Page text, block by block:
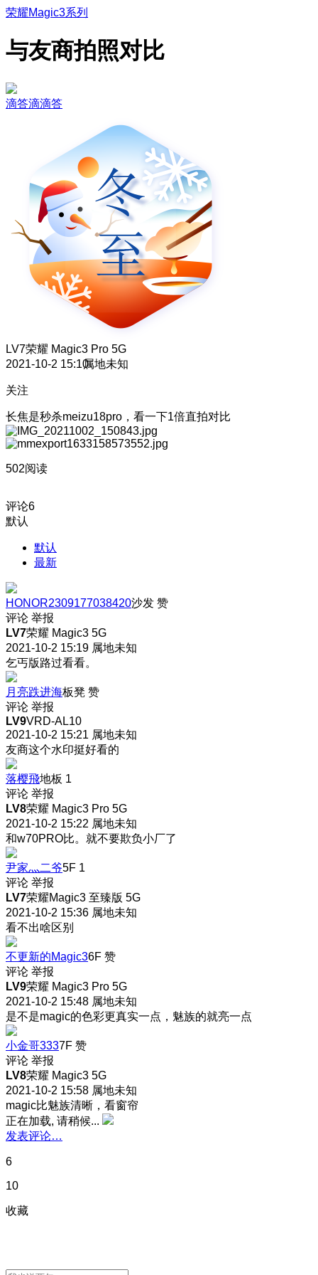
荣耀Magic3系列
与友商拍照对比
滴答滴滴答
LV7荣耀 Magic3 Pro 5G
2021-10-2 15:10属地未知
关注
长焦是秒杀meizu18pro，看一下1倍直拍对比
502阅读
评论6
默认
默认
最新
HONOR2309177038420沙发 赞
评论 举报
LV7荣耀 Magic3 5G
2021-10-2 15:19 属地未知
乞丐版路过看看。
月亮跌进海板凳 赞
评论 举报
LV9VRD-AL10
2021-10-2 15:21 属地未知
友商这个水印挺好看的
落樱飛地板 1
评论 举报
LV8荣耀 Magic3 Pro 5G
2021-10-2 15:22 属地未知
和w70PRO比。 就不要欺负小厂了
尹家灬二爷5F 1
评论 举报
LV7荣耀Magic3 至臻版 5G
2021-10-2 15:36 属地未知
看不出啥区别
不更新的Magic36F 赞
评论 举报
LV9荣耀 Magic3 Pro 5G
2021-10-2 15:48 属地未知
是不是magic的色彩更真实一点，魅族的就亮一点
小金哥3337F 赞
评论 举报
LV8荣耀 Magic3 5G
2021-10-2 15:58 属地未知
magic比魅族清晰，看窗帘
正在加载, 请稍候...
发表评论…
6
10
收藏